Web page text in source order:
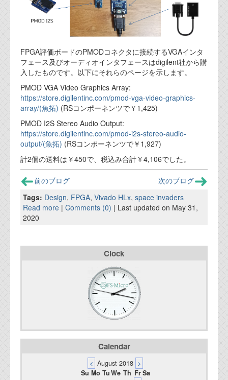
ブログ
機能安全ブログ
設計ブログ
テクノロジ
外部投稿記事
ブログテーマ
技術文書
ご希望の方は、お問い合わせページから
資料閲覧パスワードをお問い合わせ頂き
ログインをお願い致します。アカウント
機能安全用語集
お問い合わせフォーム
FPGA評価ボードのPMODコネクタに接続するVGAインタ
フェース及びオーディオインタフェースはdigilent社から購
入したものです。以下にそれらのページを示します。
PMOD VGA Video Graphics Array:
https://store.digilentinc.com/pmod-vga-video-graphics-
array/(魚拓) (RSコンポーネンツで￥1,425)
PMOD I2S Stereo Audio Output:
https://store.digilentinc.com/pmod-i2s-stereo-audio-
output/(魚拓) (RSコンポーネンツで￥1,927)
計2個の送料は￥450で、税込み合計￥4,106でした。
前のブログ
次のブログ
Tags: Design, FPGA, Vivado HLx, space invaders
Read more | Comments (0) | Last updated on May 31,
2020
Clock
Calendar
< August 2018 >
Su Mo TuWe Th FrSa